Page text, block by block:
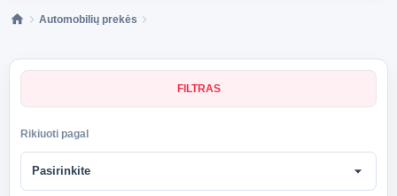
Automobilių prekės
FILTRAS
Rikiuoti pagal
Pasirinkite arrow_drop_down